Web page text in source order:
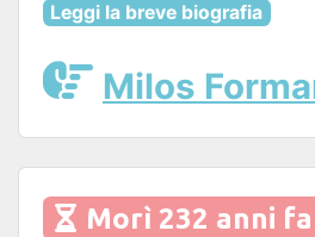
Leggi la breve biografia
Milos
Morì 232 anni fa